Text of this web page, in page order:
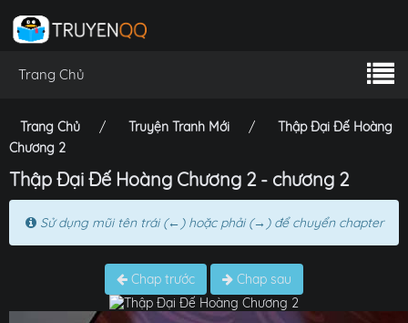
Trang Chủ
Trang Chủ Truyện Tranh Mới
Thập Đại Đế Hoàng
Chương 2
Thập Đại Đế Hoàng Chương 2 - chương 2
Sử dụng mũi tên trái (←) hoặc phải (→) để chuyển chapter
Chap trước Chap sau